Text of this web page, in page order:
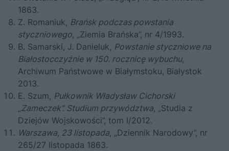
1863.
Z. Romaniuk, Brańsk podczas powstania
styczniowego, „Ziemia Brańska”, nr 4/1993.
B. Samarski, J. Danieluk, Powstanie styczniowe na
Białostocczyźnie w 150. rocznicę wybuchu,
Archiwum Państwowe w Białymstoku, Białystok
2013.
E. Szum, Pułkownik Władysław Cichorski
„Zameczek”. Studium przywództwa, „Studia z
Dziejów Wojskowości”, tom I/2012.
Warszawa, 23 listopada, „Dziennik Narodowy”, nr
265/27 listopada 1863.